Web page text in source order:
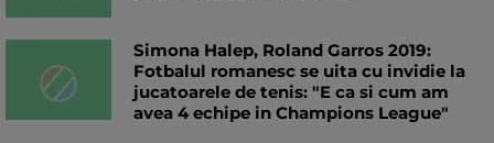
Simona Halep, Roland Garros 2019:
Fotbalul romanesc se uita cu invidie la
jucatoarele de tenis: "E ca si cum am
avea 4 echipe in Champions League"